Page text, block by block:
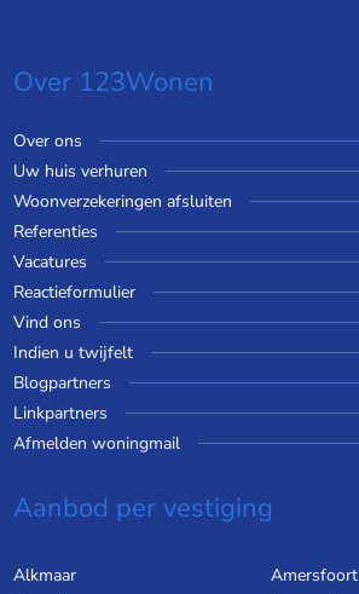
Over 123Wonen
Over ons
Uw huis verhuren
Woonverzekeringen afsluiten
Referenties
Vacatures
Reactieformulier
Vind ons
Indien u twijfelt
Blogpartners
Linkpartners
Afmelden woningmail
Aanbod per vestiging
Alkmaar
Amersfoort